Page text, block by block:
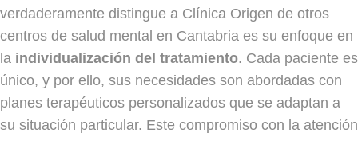
verdaderamente distingue a Clínica Origen de otros
centros de salud mental en Cantabria es su enfoque en
la individualización del tratamiento. Cada paciente es
único, y por ello, sus necesidades son abordadas con
planes terapéuticos personalizados que se adaptan a
su situación particular. Este compromiso con la atención